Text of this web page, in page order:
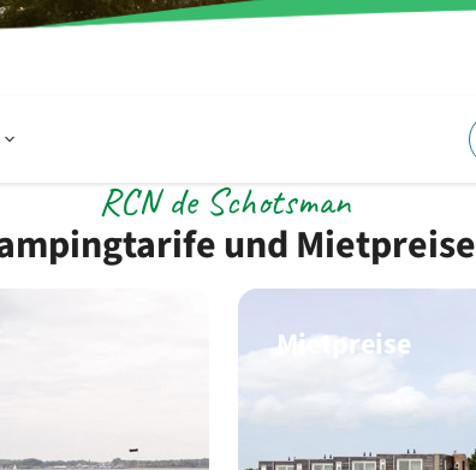
Offen
und Mietpreise
RCN de Schotsman
Mietpreise